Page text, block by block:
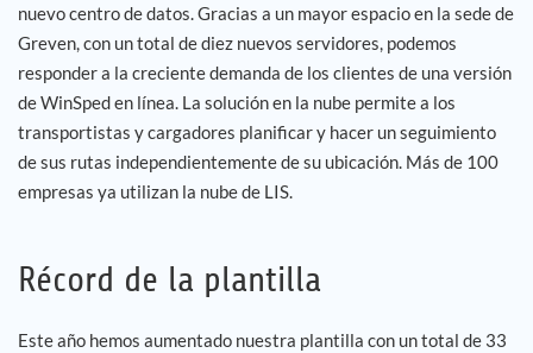
nuevo centro de datos. Gracias a un mayor espacio en la sede de
Greven, con un total de diez nuevos servidores, podemos
responder a la creciente demanda de los clientes de una versión
de WinSped en línea. La solución en la nube permite a los
transportistas y cargadores planificar y hacer un seguimiento
de sus rutas independientemente de su ubicación. Más de 100
empresas ya utilizan la nube de LIS.
Récord de la plantilla
Este año hemos aumentado nuestra plantilla con un total de 33